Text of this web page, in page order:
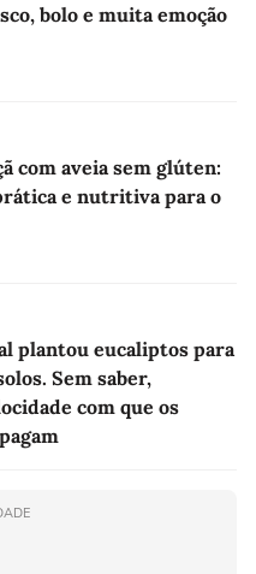
bolo e muita emoção
com aveia sem glúten:
e nutritiva para o
plantou eucaliptos para
Sem saber,
com que os